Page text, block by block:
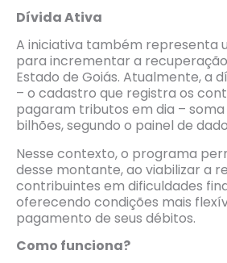
Dívida Ativa
A iniciativa também representa
para incrementar a
Estado de Goiás. Atualmente, a
– o cadastro que registra os
pagaram tributos em dia – soma
bilhões, segundo o painel de
Nesse contexto, o programa
desse montante, ao viabilizar a
contribuintes em dificuldades
oferecendo condições mais
pagamento de seus débitos.
Como funciona?